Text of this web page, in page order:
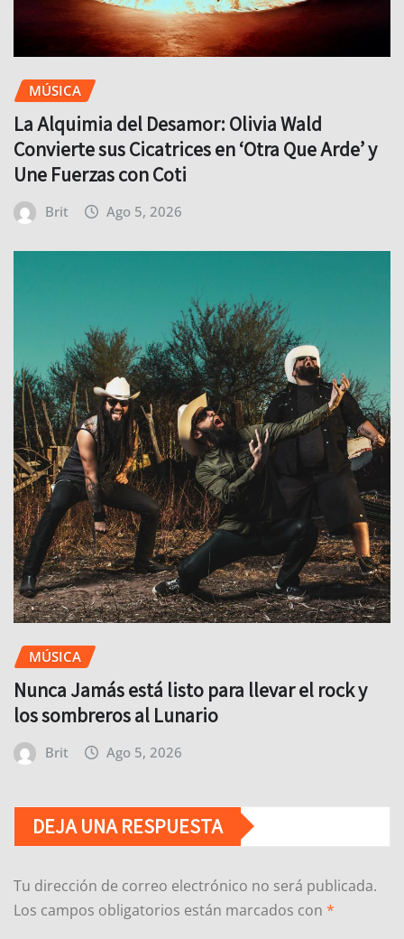
MÚSICA
La Alquimia del Desamor: Olivia Wald
Convierte sus Cicatrices en ‘Otra Que Arde’ y
Une Fuerzas con Coti
Brit Ago 5, 2026
MÚSICA
Nunca Jamás está listo para llevar el rock y
los sombreros al Lunario
Brit Ago 5, 2026
DEJA UNA RESPUESTA
Tu dirección de correo electrónico no será publicada.
Los campos obligatorios están marcados con *